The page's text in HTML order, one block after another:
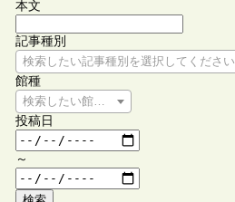
本文
記事種別
検索したい記事種別を選択してください
館種
検索したい館種を選択してください
投稿日
～